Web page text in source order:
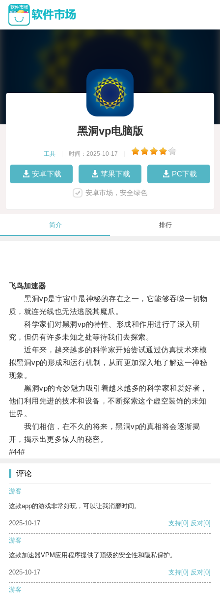
黑洞vp电脑版
工具 时间：2025-10-17
安卓下载 苹果下载 PC下载
安卓市场，安全绿色
简介 排行
飞鸟加速器
黑洞vp是宇宙中最神秘的存在之一，它能够吞噬一切物
质，就连光线也无法逃脱其魔爪。
科学家们对黑洞vp的特性、形成和作用进行了深入研
究，但仍有许多未知之处等待我们去探索。
近年来，越来越多的科学家开始尝试通过仿真技术来模
拟黑洞vp的形成和运行机制，从而更加深入地了解这一神秘
现象。
黑洞vp的奇妙魅力吸引着越来越多的科学家和爱好者，
他们利用先进的技术和设备，不断探索这个虚空装饰的未知
世界。
我们相信，在不久的将来，黑洞vp的真相将会逐渐揭
开，揭示出更多惊人的秘密。
#44#
评论
游客
这款app的游戏非常好玩，可以让我消磨时间。
2025-10-17 支持[0] 反对[0]
游客
这款加速器VPM应用程序提供了顶级的安全性和隐私保护。
2025-10-17 支持[0] 反对[0]
游客